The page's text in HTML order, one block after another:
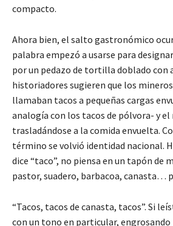
compacto.
Ahora bien, el salto gastronómico
palabra empezó a usarse para
por un pedazo de tortilla doblado con
historiadores sugieren que los
llamaban tacos a pequeñas cargas
analogía con los tacos de pólvora- y
trasladándose a la comida envuelta.
término se volvió identidad nacional.
dice “taco”, no piensa en un tapón de
pastor, suadero, barbacoa, canasta…
“Tacos, tacos de canasta, tacos”. Si
con un tono en particular, engrosando